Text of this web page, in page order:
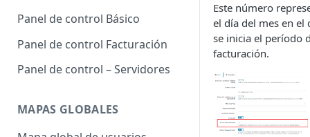
Panel de control Básico
Panel de control Facturación
Panel de control – Servidores
MAPAS GLOBALES
Este número
el día del mes en el
se inicia el período
facturación.